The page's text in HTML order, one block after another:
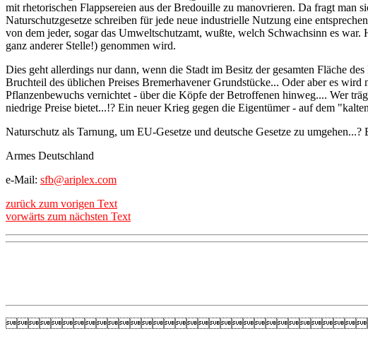
mit rhetorischen Flappsereien aus der Bredouille zu manovrieren. Da fragt
Naturschutzgesetze schreiben für jede neue industrielle Nutzung eine
von dem jeder, sogar das Umweltschutzamt, wußte, welch Schwachsinn es
ganz anderer Stelle!) genommen wird.
Dies geht allerdings nur dann, wenn die Stadt im Besitz der gesamten Fläche
Bruchteil des üblichen Preises Bremerhavener Grundstücke... Oder aber es
Pflanzenbewuchs vernichtet - über die Köpfe der Betroffenen hinweg.... Wer
niedrige Preise bietet...!? Ein neuer Krieg gegen die Eigentümer - auf dem
Naturschutz als Tarnung, um EU-Gesetze und deutsche Gesetze zu umgehen...?
Armes Deutschland
e-Mail: sfb@ariplex.com
zurück zum vorigen Text
vorwärts zum nächsten Text